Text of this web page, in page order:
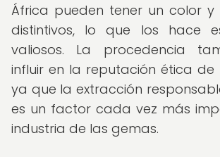
África pueden tener un color
distintivos, lo que los hace
valiosos. La procedencia
influir en la reputación ética de
ya que la extracción
es un factor cada vez más
industria de las gemas.